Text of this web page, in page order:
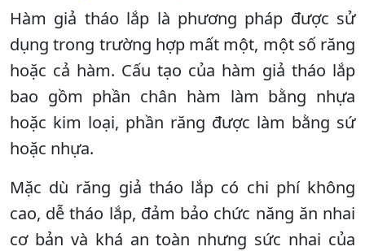
Hàm giả tháo lắp là phương pháp được sử
dụng trong trường hợp mất một, một số răng
hoặc cả hàm. Cấu tạo của hàm giả tháo lắp
bao gồm phần chân hàm làm bằng nhựa
hoặc kim loại, phần răng được làm bằng sứ
hoặc nhựa.
Mặc dù răng giả tháo lắp có chi phí không
cao, dễ tháo lắp, đảm bảo chức năng ăn nhai
cơ bản và khá an toàn nhưng sức nhai của